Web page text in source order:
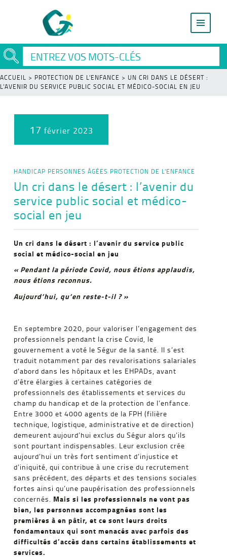
ACCUEIL > PROTECTION DE L'ENFANCE > UN CRI DANS LE DÉSERT :
L’AVENIR DU SERVICE PUBLIC SOCIAL ET MÉDICO-SOCIAL EN JEU
17 février 2023
HANDICAP PERSONNES ÂGÉES PROTECTION DE L'ENFANCE
Un cri dans le désert : l’avenir du
service public social et médico-
social en jeu
Un cri dans le désert : l’avenir du service public
social et médico-social en jeu
« Pendant la période Covid, nous étions applaudis,
nous étions reconnus.
Aujourd’hui, qu’en reste-t-il ? »
En septembre 2020, pour valoriser l’engagement des
professionnels pendant la crise Covid, le
gouvernement a voté le Ségur de la santé. Il s’est
traduit notamment par des revalorisations salariales
d’abord dans les hôpitaux et les EHPADs, avant
d’être élargies à certaines catégories de
professionnels des établissements et services du
champ du handicap et de la protection de l’enfance.
Entre 3000 et 4000 agents de la FPH (filière
technique, logistique, administrative et de direction)
demeurent aujourd’hui exclus du Ségur alors qu’ils
sont pourtant indispensables. Leur exclusion crée
aujourd’hui un très fort sentiment d’injustice et
d’iniquité, qui contribue à une crise du recrutement
sans précédent, des départs et des tensions sociales
fortes ainsi qu’une paupérisation des professionnels
concernés. Mais si les professionnels ne vont pas
bien, les personnes accompagnées sont les
premières à en pâtir, et ce sont leurs droits
fondamentaux qui sont menacés avec parfois des
difficultés d’accès dans certains établissements et
services.